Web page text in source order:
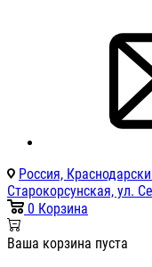
Россия,
Старокорсунская, ул.
0 Корзина
Ваша корзина пуста